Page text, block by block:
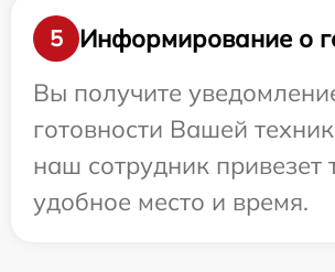
5
Информирование о
Вы получите
готовности Вашей
наш сотрудник привезет
удобное место и время.